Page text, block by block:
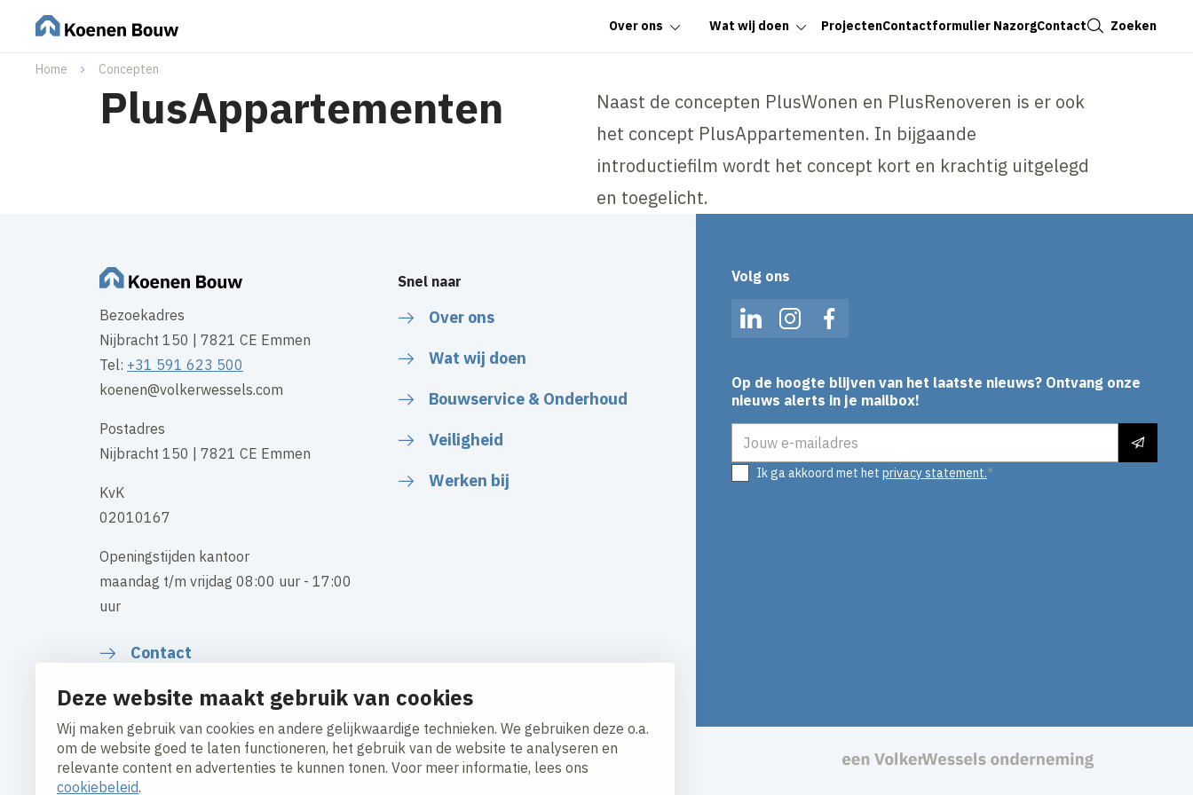
Deze website maakt gebruik van cookies
Wij maken gebruik van cookies en andere gelijkwaardige technieken. We gebruiken deze o.a.
om de website goed te laten functioneren, het gebruik van de website te analyseren en
relevante content en advertenties te kunnen tonen. Voor meer informatie, lees ons
cookiebeleid.
Over ons Wat wij doen ProjectenContactformulier NazorgContact Zoeken
Home Concepten
PlusAppartementen
Naast de concepten PlusWonen en PlusRenoveren is er ook
het concept PlusAppartementen. In bijgaande
introductiefilm wordt het concept kort en krachtig uitgelegd
en toegelicht.
Bezoekadres
Nijbracht 150 | 7821 CE Emmen
Tel: +31 591 623 500
koenen@volkerwessels.com
Postadres
Nijbracht 150 | 7821 CE Emmen
KvK
02010167
Openingstijden kantoor
maandag t/m vrijdag 08:00 uur - 17:00
uur
Contact
Snel naar
Over ons
Wat wij doen
Bouwservice & Onderhoud
Veiligheid
Werken bij
Volg ons
LinkedInInstagramFacebook
Op de hoogte blijven van het laatste nieuws? Ontvang onze
nieuws alerts in je mailbox!
Ik ga akkoord met het privacy statement.
Cookies aanpassenCookiebeleidPrivacy policy Responsible disclosure
Algemene inkoopvoorwaarden
Sluiten